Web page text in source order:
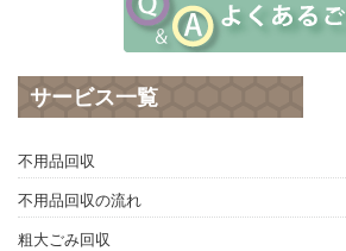
サービス一覧
不用品回収
不用品回収の流れ
粗大ごみ回収